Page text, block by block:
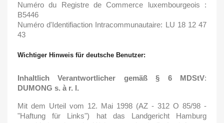
Numéro du Registre de Commerce luxembourgeois :
B5446
Numéro d'Identifiaction Intracommunautaire: LU 18 12 47
43
Wichtiger Hinweis für deutsche Benutzer:
Inhaltlich Verantwortlicher gemäß § 6 MDStV:
DUMONG s. à r. l.
Mit dem Urteil vom 12. Mai 1998 (AZ - 312 O 85/98 -
"Haftung für Links") hat das Landgericht Hamburg